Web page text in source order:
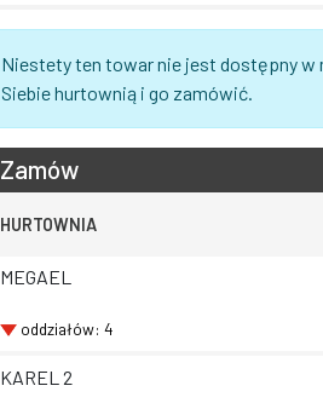
Niestety ten towar nie jest dostępny w
Siebie hurtownią i go zamówić.
Zamów
HURTOWNIA
MEGAEL
oddziałów: 4
KAREL 2